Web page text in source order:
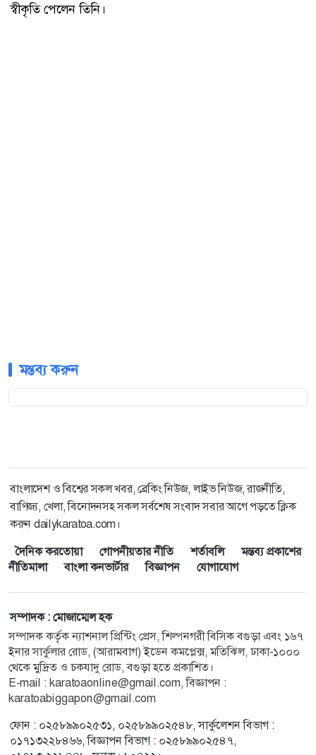
স্বীকৃতি পেলেন তিনি।
মন্তব্য করুন
বাংলাদেশ ও বিশ্বের সকল খবর, ব্রেকিং নিউজ, লাইভ নিউজ, রাজনীতি,
বাণিজ্য, খেলা, বিনোদনসহ সকল সর্বশেষ সংবাদ সবার আগে পড়তে ক্লিক
করুন dailykaratoa.com।
দৈনিক করতোয়া
গোপনীয়তার নীতি শর্তাবলি
মন্তব্য প্রকাশের
নীতিমালা
বাংলা কনভার্টার বিজ্ঞাপন যোগাযোগ
সম্পাদক : মোজাম্মেল হক
সম্পাদক কর্তৃক ন্যাশনাল প্রিন্টিং প্রেস, শিল্পনগরী বিসিক বগুড়া এবং ১৬৭
ইনার সার্কুলার রোড, (আরামবাগ) ইডেন কমপ্লেক্স, মতিঝিল, ঢাকা-১০০০
থেকে মুদ্রিত ও চকযাদু রোড, বগুড়া হতে প্রকাশিত।
E-mail : karatoaonline@gmail.com, বিজ্ঞাপন :
karatoabiggapon@gmail.com
ফোন : ০২৫৮৯৯০২৫৩১, ০২৫৮৯৯০২৫৪৮, সার্কুলেশন বিভাগ :
০১৭১৩২২৮৪৬৬, বিজ্ঞাপন বিভাগ : ০২৫৮৯৯০২৫৪৭,